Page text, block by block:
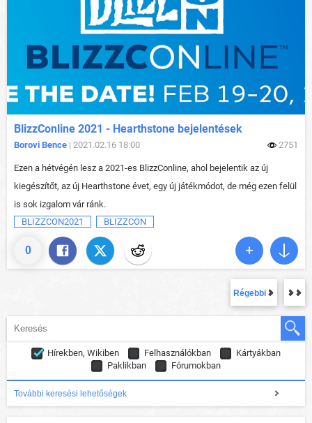
0
BlizzConline 2021 - Hearthstone bejelentések
Borovi Bence | 2021.02.16 18:00 2751
Ezen a hétvégén lesz a 2021-es BlizzConline, ahol bejelentik az új
kiegészítőt, az új Hearthstone évet, egy új játékmódot, de még ezen felül
is sok izgalom vár ránk.
BLIZZCON2021
BLIZZCON
Régebbi
Hírekben, Wikiben Felhasználókban
Kártyákban
Paklikban
Fórumokban
További keresési lehetőségek